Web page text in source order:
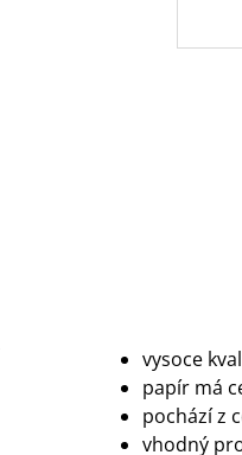
vysoce
papír má
pochází z
vhodný